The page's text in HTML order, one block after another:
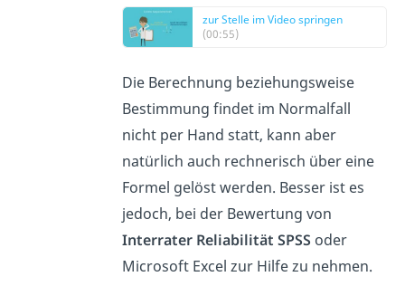
zur Stelle im Video springen
(00:55)
Die Berechnung beziehungsweise
Bestimmung findet im Normalfall
nicht per Hand statt, kann aber
natürlich auch rechnerisch über eine
Formel gelöst werden. Besser ist es
jedoch, bei der Bewertung von
Interrater Reliabilität SPSS oder
Microsoft Excel zur Hilfe zu nehmen.